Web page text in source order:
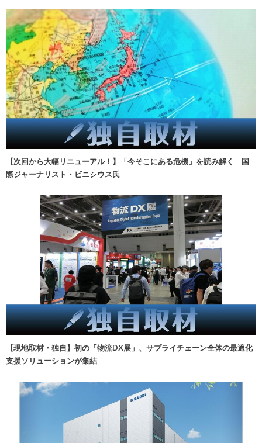
【次回から大幅リニューアル！】「今そこにある危機」を読み解く 国
際ジャーナリスト・ビニシウス氏
【現地取材・独自】初の「物流DX展」、サプライチェーン全体の最適化
支援ソリューションが集結